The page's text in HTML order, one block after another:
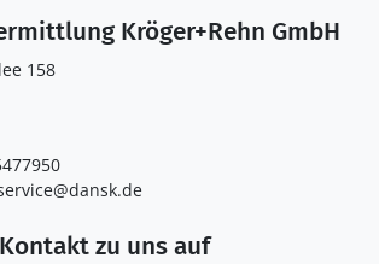
Kröger+Rehn GmbH
158
zu uns auf